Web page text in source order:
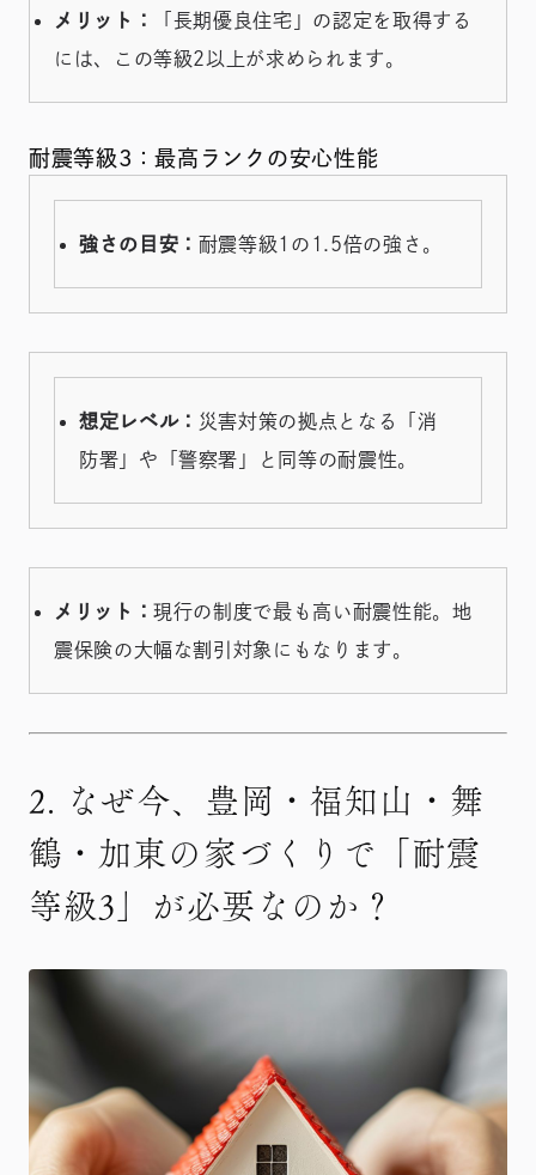
メリット：
「長期優良住宅」の認定を取得する
には、この等級2以上が求められます。
耐震等級3：最高ランクの安心性能
強さの目安： 耐震等級1の1.5倍の強さ。
想定レベル： 災害対策の拠点となる「消
防署」や「警察署」と同等の耐震性。
メリット：現行の制度で最も高い耐震性能。地
震保険の大幅な割引対象にもなります。
2. なぜ今、豊岡・福知山・舞
鶴・加東の家づくりで「耐震
等級3」が必要なのか？